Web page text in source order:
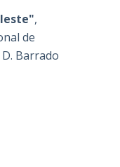
,
de
Barrado